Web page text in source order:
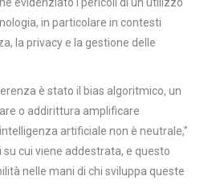
in particolare in contesti
la privacy e la gestione delle
è stato il bias algoritmico, un
o addirittura amplificare
artificiale non è neutrale,”
cui viene addestrata, e questo
nelle mani di chi sviluppa queste